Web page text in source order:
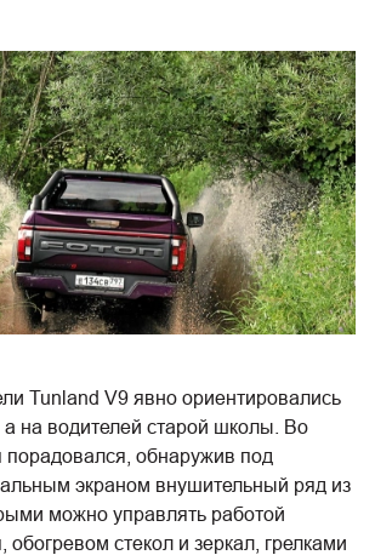
Tunland V9 явно ориентировались
на водителей старой школы. Во
порадовался, обнаружив под
экраном внушительный ряд из
можно управлять работой
обогревом стекол и зеркал, грелками